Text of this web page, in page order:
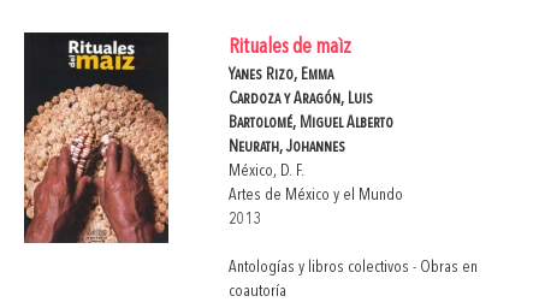
Rituales de maìz
Yanes Rizo, Emma
Cardoza y Aragón, Luis
Bartolomé, Miguel Alberto
Neurath, Johannes
México, D. F.
Artes de México y el Mundo
2013
Antologías y libros colectivos - Obras en
coautoría